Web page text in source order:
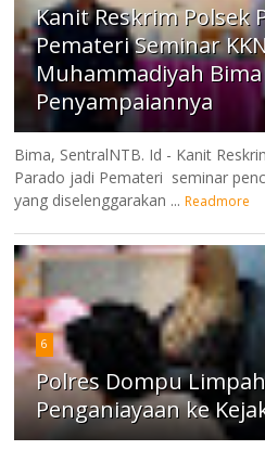
Kanit Reskrim Polsek
Pemateri Seminar
Muhammadiyah
Penyampaiannya
Bima, SentralNTB. Id - Kanit
Parado jadi Pemateri seminar
yang diselenggarakan ... Readmore
6
Polres Dompu
Penganiayaan ke